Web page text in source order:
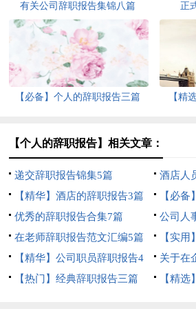
有关公司辞职报告集锦八篇 正
【必备】个人的辞职报告三篇 【精
【个人的辞职报告】相关文章：
递交辞职报告锦集5篇
酒店人
【精华】酒店的辞职报告3篇
【必
三篇
优秀的辞职报告合集7篇
公司人
在老师辞职报告范文汇编5篇
【实
篇
【精华】公司职员辞职报告4
篇
关于在
【热门】经典辞职报告三篇
【精